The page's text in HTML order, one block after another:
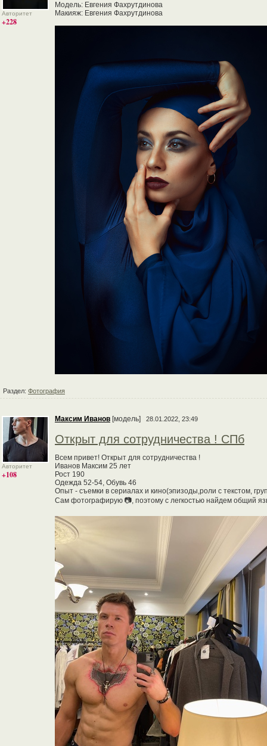
Авторитет
+228
Модель: Евгения Фахрутдинова
Макияж: Евгения Фахрутдинова
Раздел: Фотография
Авторитет
+108
Максим Иванов [модель] 28.01.2022, 23:49
Открыт для сотрудничества ! СПб
Всем привет! Открыт для сотрудничества !
Иванов Максим 25 лет
Рост 190
Одежда 52-54, Обувь 46
Опыт - съемки в сериалах и кино(эпизоды,роли с текстом,
Сам фотографирую 📷, поэтому с легкостью найдем общий